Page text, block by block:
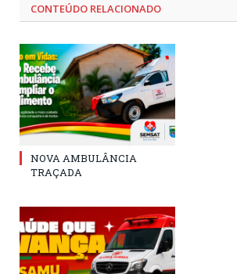
CONTEÚDO RELACIONADO
NOVA AMBULÂNCIA
TRAÇADA